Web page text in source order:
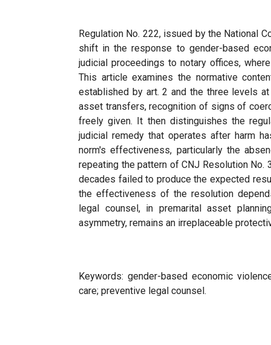
Regulation No. 222, issued by the National
shift in the response to gender-based
judicial proceedings to notary offices,
This article examines the normative
established by art. 2 and the three levels
asset transfers, recognition of signs of
freely given. It then distinguishes the
judicial remedy that operates after harm
norm's effectiveness, particularly the
repeating the pattern of CNJ Resolution
decades failed to produce the expected
the effectiveness of the resolution
legal counsel, in premarital asset
asymmetry, remains an irreplaceable
Keywords: gender-based economic
care; preventive legal counsel.